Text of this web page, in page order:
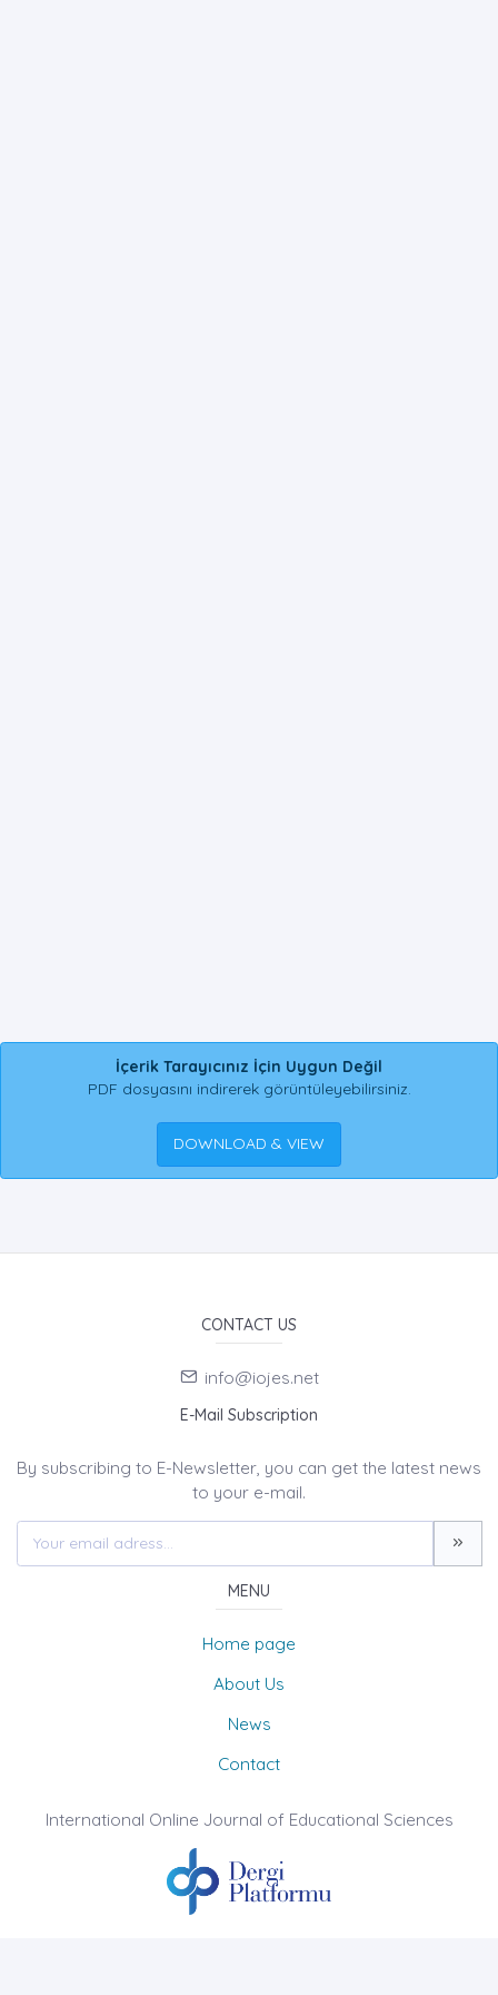
İçerik Tarayıcınız İçin Uygun Değil
PDF dosyasını indirerek görüntüleyebilirsiniz.
DOWNLOAD & VIEW
CONTACT US
info@iojes.net
E-Mail Subscription
By subscribing to E-Newsletter, you can get the latest news
to your e-mail.
MENU
Home page
About Us
News
Contact
International Online Journal of Educational Sciences